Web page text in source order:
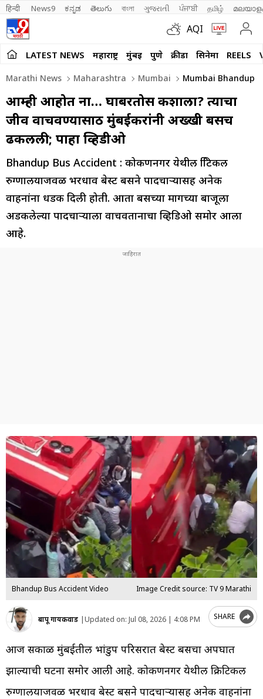
हिन्दी News9 ಕನ್ನಡ తెలుగు বাংলা ગુજરાતી ਪੰਜਾਬੀ தமிழ்
AQI
LATEST NEWS महाराष्ट्र मुंबई पुणे क्रीडा सिनेमा REELS
Marathi News Maharashtra Mumbai Mumbai Bhandup
आम्ही आहोत ना… घाबरतोस कशाला? त्याचा
जीव वाचवण्यासाठी मुंबईकरांनी अख्खी बसच
ढकलली; पाहा व्हिडीओ
Bhandup Bus Accident : कोकणनगर येथील क्रिटिकल
रुग्णालयाजवळ भरधाव बेस्ट बसने पादचाऱ्यासह अनेक
वाहनांना धडक दिली होती. आता बसच्या मागच्या बाजूला
अडकलेल्या पादचाऱ्याला वाचवतानाचा व्हिडिओ समोर आला
आहे.
Bhandup Bus Accident Video Image Credit source: TV 9 Marathi
बापू गायकवाड |Updated on: Jul 08, 2026 | 4:08 PM SHARE
आज सकाळी मुंबईतील भांडुप परिसरात बेस्ट बसचा अपघात
झाल्याची घटना समोर आली आहे. कोकणनगर येथील क्रिटिकल
रुग्णालयाजवळ भरधाव बेस्ट बसने पादचाऱ्यासह अनेक वाहनांना